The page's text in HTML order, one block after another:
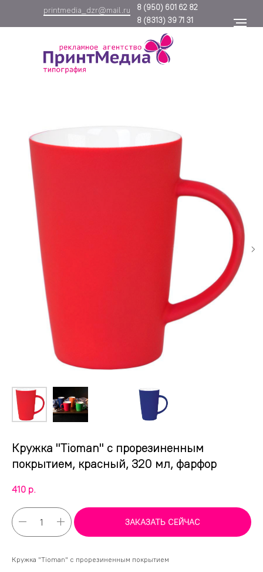
8 (950) 601 62 82
printmedia_dzr@mail.ru
8 (8313) 39 71 31
Кружка "Tioman" с прорезиненным
покрытием, красный, 320 мл, фарфор
410 р.
ЗАКАЗАТЬ СЕЙЧАС
Кружка "Tioman" с прорезиненным покрытием